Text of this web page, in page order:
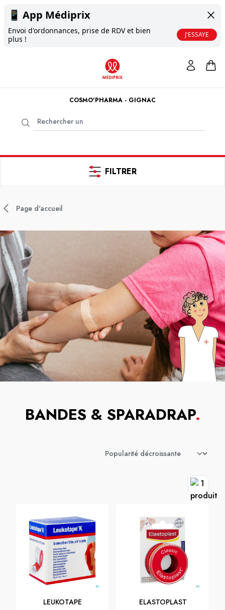
📱 App Médiprix
Envoi d'ordonnances, prise de RDV et bien
plus !
J'ESSAYE
COSMO'PHARMA - GIGNAC
FILTRER
Page d'accueil
BANDES & SPARADRAP.
LEUKOTAPE ELASTOPLAST